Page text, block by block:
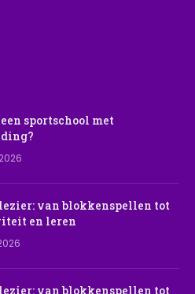
een sportschool met
van blokkenspellen tot
en leren
van blokkenspellen tot